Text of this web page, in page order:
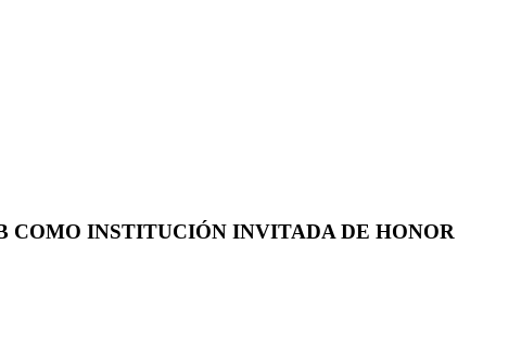
COMO INSTITUCIÓN INVITADA DE HONOR